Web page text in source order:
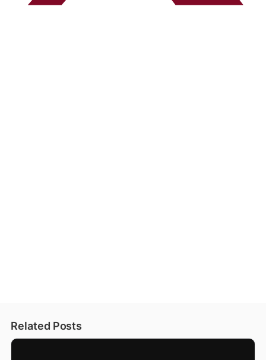
Related Posts